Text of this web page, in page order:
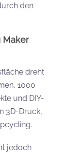
den
Maker
dreht
1000
und DIY-
3D-Druck,
jedoch